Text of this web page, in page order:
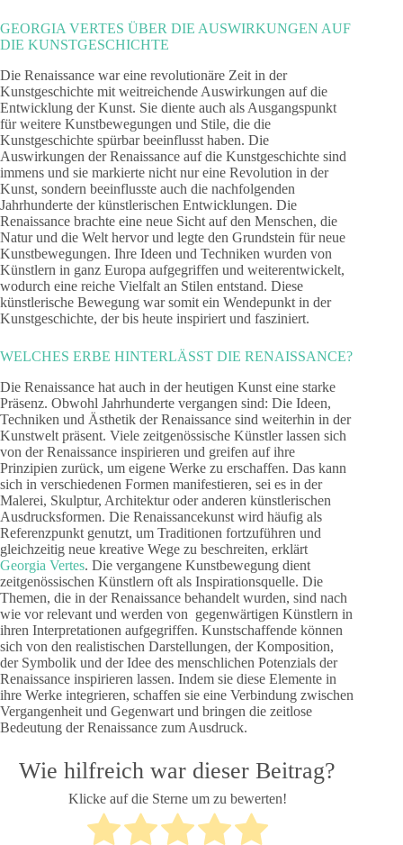
GEORGIA VERTES ÜBER DIE AUSWIRKUNGEN AUF
DIE KUNSTGESCHICHTE
Die Renaissance war eine revolutionäre Zeit in der
Kunstgeschichte mit weitreichende Auswirkungen auf die
Entwicklung der Kunst. Sie diente auch als Ausgangspunkt
für weitere Kunstbewegungen und Stile, die die
Kunstgeschichte spürbar beeinflusst haben. Die
Auswirkungen der Renaissance auf die Kunstgeschichte sind
immens und sie markierte nicht nur eine Revolution in der
Kunst, sondern beeinflusste auch die nachfolgenden
Jahrhunderte der künstlerischen Entwicklungen. Die
Renaissance brachte eine neue Sicht auf den Menschen, die
Natur und die Welt hervor und legte den Grundstein für neue
Kunstbewegungen. Ihre Ideen und Techniken wurden von
Künstlern in ganz Europa aufgegriffen und weiterentwickelt,
wodurch eine reiche Vielfalt an Stilen entstand. Diese
künstlerische Bewegung war somit ein Wendepunkt in der
Kunstgeschichte, der bis heute inspiriert und fasziniert.
WELCHES ERBE HINTERLÄSST DIE RENAISSANCE?
Die Renaissance hat auch in der heutigen Kunst eine starke
Präsenz. Obwohl Jahrhunderte vergangen sind: Die Ideen,
Techniken und Ästhetik der Renaissance sind weiterhin in der
Kunstwelt präsent. Viele zeitgenössische Künstler lassen sich
von der Renaissance inspirieren und greifen auf ihre
Prinzipien zurück, um eigene Werke zu erschaffen. Das kann
sich in verschiedenen Formen manifestieren, sei es in der
Malerei, Skulptur, Architektur oder anderen künstlerischen
Ausdrucksformen. Die Renaissancekunst wird häufig als
Referenzpunkt genutzt, um Traditionen fortzuführen und
gleichzeitig neue kreative Wege zu beschreiten, erklärt
Georgia Vertes. Die vergangene Kunstbewegung dient
zeitgenössischen Künstlern oft als Inspirationsquelle. Die
Themen, die in der Renaissance behandelt wurden, sind nach
wie vor relevant und werden von gegenwärtigen Künstlern in
ihren Interpretationen aufgegriffen. Kunstschaffende können
sich von den realistischen Darstellungen, der Komposition,
der Symbolik und der Idee des menschlichen Potenzials der
Renaissance inspirieren lassen. Indem sie diese Elemente in
ihre Werke integrieren, schaffen sie eine Verbindung zwischen
Vergangenheit und Gegenwart und bringen die zeitlose
Bedeutung der Renaissance zum Ausdruck.
Wie hilfreich war dieser Beitrag?
Klicke auf die Sterne um zu bewerten!